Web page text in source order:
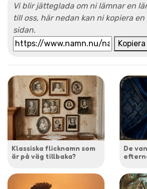
Vi blir jätteglada om ni lämnar en
till oss, här nedan kan ni kopiera
sidan.
Klassiska flicknamn som
är på väg tillbaka?
De